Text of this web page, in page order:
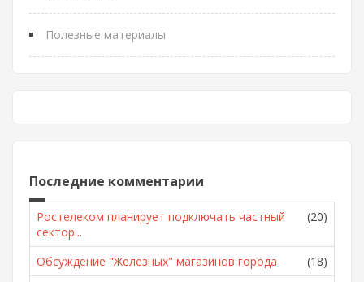
Полезные материалы
Последние комментарии
Ростелеком планирует подключать частный
сектор...
(20)
Обсуждение "Железных" магазинов города
(18)